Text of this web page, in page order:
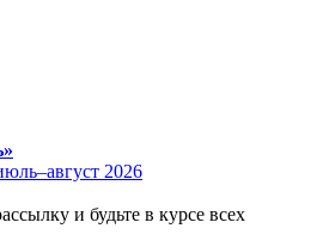
2026
и будьте в курсе всех